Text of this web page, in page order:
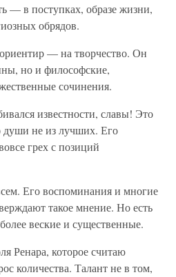
— в поступках, образе жизни,
обрядов.
— на творчество. Он
но и философские,
сочинения.
известности, славы! Это
души не из лучших. Его
грех с позиций
Его воспоминания и многие
такое мнение. Но есть
веские и существенные.
Ренара, которое считаю
количества. Талант не в том,